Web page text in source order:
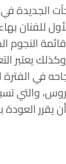
الجديدة
للفنان
النجوم
وكذلك يعتبر
في
والتي
يقرر